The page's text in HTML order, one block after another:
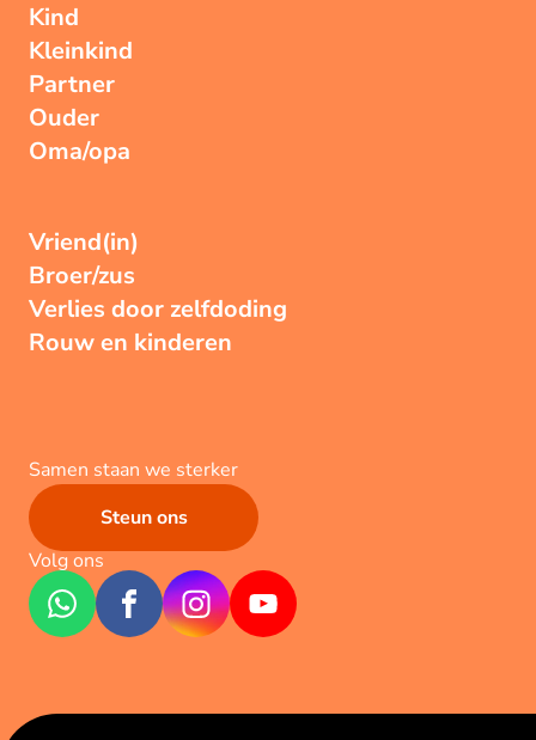
Kind
Kleinkind
Partner
Ouder
Oma/opa
Vriend(in)
Broer/zus
Verlies door zelfdoding
Rouw en kinderen
Samen staan we sterker
Steun ons
Volg ons